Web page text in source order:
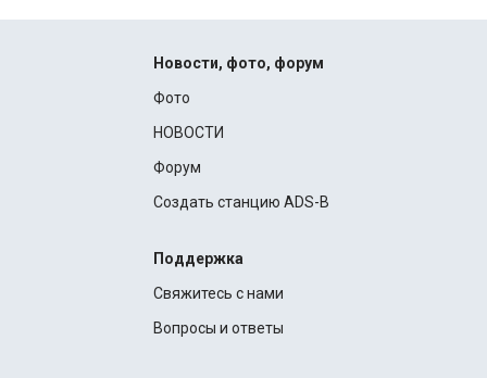
Новости, фото, форум
Фото
НОВОСТИ
Форум
Создать станцию ADS-B
Поддержка
Свяжитесь с нами
Вопросы и ответы